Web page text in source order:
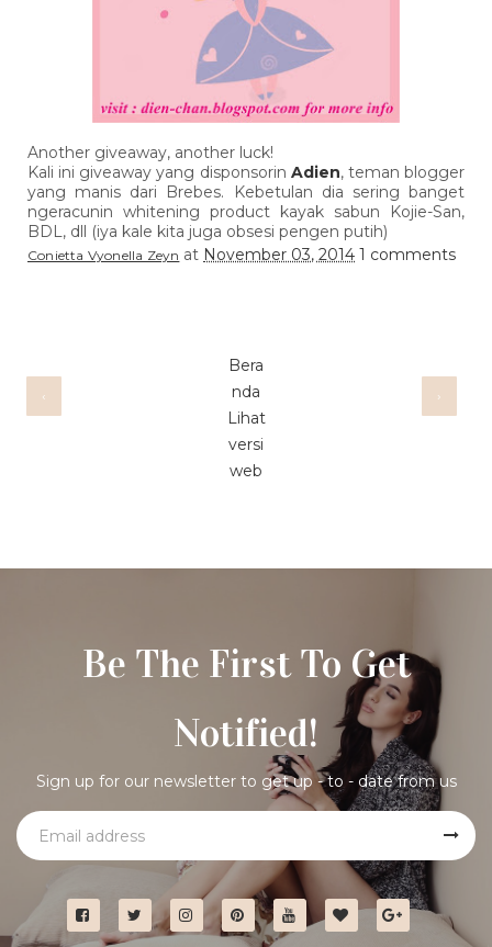
Another giveaway, another luck!
Kali ini giveaway yang disponsorin Adien, teman blogger
yang manis dari Brebes. Kebetulan dia sering banget
ngeracunin whitening product kayak sabun Kojie-San,
BDL, dll (iya kale kita juga obsesi pengen putih)
Conietta Vyonella Zeyn at November 03, 2014 1 comments
‹ ›
Bera
nda
Lihat
versi
web
Be The First To Get
Notified!
Sign up for our newsletter to get up - to - date from us